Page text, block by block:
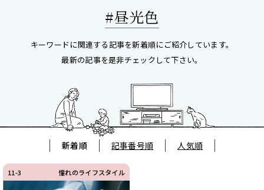
#昼光色
キーワードに関連する記事を新着順にご紹介しています。
最新の記事を是非チェックして下さい。
新着順 記事番号順 人気順
11-3 憧れのライフスタイル